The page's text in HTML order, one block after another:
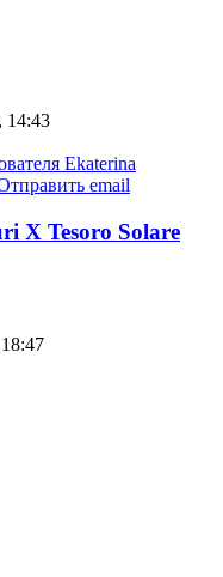
14:43
Ekaterina
email
X Tesoro Solare